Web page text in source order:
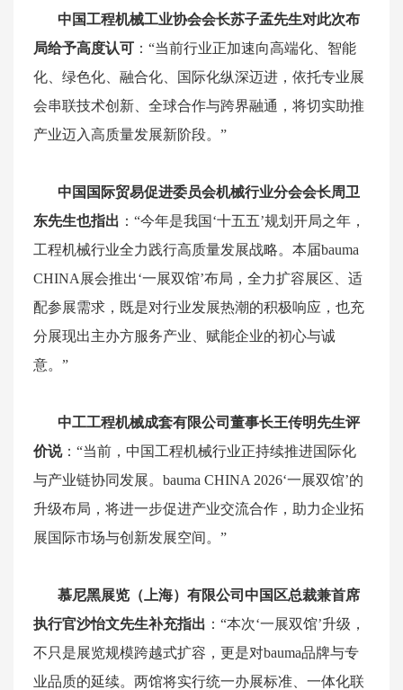
中国工程机械工业协会会长苏子孟先生对此次布
局给予高度认可 ：“当前行业正加速向高端化、智能
化、绿色化、融合化、国际化纵深迈进，依托专业展
会串联技术创新、全球合作与跨界融通，将切实助推
产业迈入高质量发展新阶段。”
中国国际贸易促进委员会机械行业分会会长周卫
东先生也指出 ：“今年是我国‘十五五’规划开局之年，
工程机械行业全力践行高质量发展战略。本届bauma
CHINA 展会推出‘一展双馆’布局，全力扩容展区、适
配参展需求，既是对行业发展热潮的积极响应，也充
分展现出主办方服务产业、赋能企业的初心与诚
意。”
中工工程机械成套有限公司董事长王传明先生评
价说：“当前，中国工程机械行业正持续推进国际化
与产业链协同发展。 bauma CHINA 2026‘一展双馆’的
升级布局，将进一步促进产业交流合作，助力企业拓
展国际市场与创新发展空间。”
慕尼黑展览（上海）有限公司中国区总裁兼首席
执行官沙怡文先生补充指出 ：“本次‘一展双馆’升级，
不只是展览规模跨越式扩容，更是对bauma品牌与专
业品质的延续。两馆将实行统一办展标准、一体化联